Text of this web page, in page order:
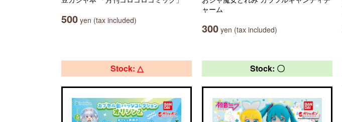
500 yen (tax included)
ャーム
300 yen (tax included)
Stock: △ Stock: 〇